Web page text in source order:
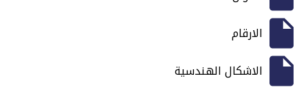
الارقام
الاشكال الهندسية